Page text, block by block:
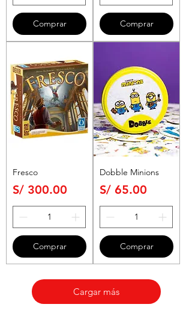
Comprar Comprar
Fresco
Precio
S/ 300.00
Comprar
Dobble Minions
Precio
S/ 65.00
Comprar
Cargar más